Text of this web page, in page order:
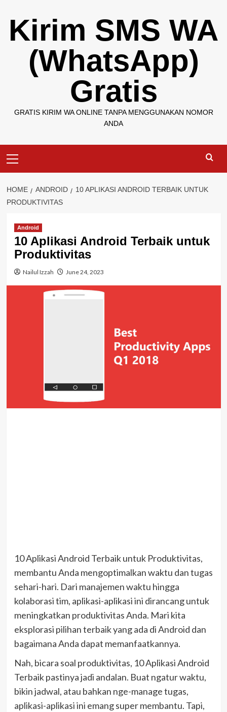
content
Kirim SMS WA
(WhatsApp)
Gratis
GRATIS KIRIM WA ONLINE TANPA MENGGUNAKAN NOMOR
ANDA
Menu
HOME ANDROID
10 APLIKASI ANDROID TERBAIK UNTUK
PRODUKTIVITAS
Android
10 Aplikasi Android Terbaik untuk
Produktivitas
Nailul Izzah June 24, 2023
10 Aplikasi Android Terbaik untuk Produktivitas,
membantu Anda mengoptimalkan waktu dan tugas
sehari-hari. Dari manajemen waktu hingga
kolaborasi tim, aplikasi-aplikasi ini dirancang untuk
meningkatkan produktivitas Anda. Mari kita
eksplorasi pilihan terbaik yang ada di Android dan
bagaimana Anda dapat memanfaatkannya.
Nah, bicara soal produktivitas, 10 Aplikasi Android
Terbaik pastinya jadi andalan. Buat ngatur waktu,
bikin jadwal, atau bahkan nge-manage tugas,
aplikasi-aplikasi ini emang super membantu. Tapi,